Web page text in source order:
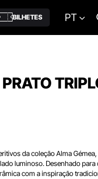
BILHETES PT
da coleção Alma
luminoso. Desenhado para
com a inspiração